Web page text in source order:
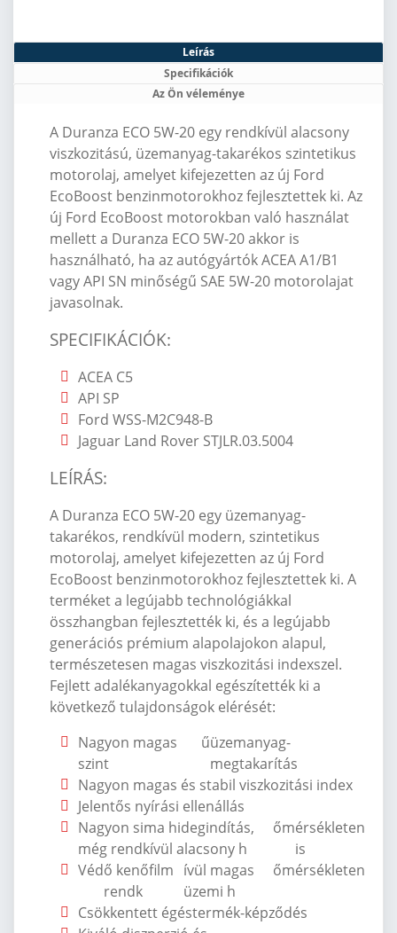
Leírás
Specifikációk
Az Ön véleménye
A Duranza ECO 5W-20 egy rendkívül alacsony
viszkozitású, üzemanyag-takarékos szintetikus
motorolaj, amelyet kifejezetten az új Ford
EcoBoost benzinmotorokhoz fejlesztettek ki. Az
új Ford EcoBoost motorokban való használat
mellett a Duranza ECO 5W-20 akkor is
használható, ha az autógyártók ACEA A1/B1
vagy API SN minőségű SAE 5W-20 motorolajat
javasolnak.
SPECIFIKÁCIÓK:
ACEA C5
API SP
Ford WSS-M2C948-B
Jaguar Land Rover STJLR.03.5004
LEÍRÁS:
A Duranza ECO 5W-20 egy üzemanyag-
takarékos, rendkívül modern, szintetikus
motorolaj, amelyet kifejezetten az új Ford
EcoBoost benzinmotorokhoz fejlesztettek ki. A
terméket a legújabb technológiákkal
összhangban fejlesztették ki, és a legújabb
generációs prémium alapolajokon alapul,
természetesen magas viszkozitási indexszel.
Fejlett adalékanyagokkal egészítették ki a
következő tulajdonságok elérését:
Nagyon magas
szint
űüzemanyag-
megtakarítás
Nagyon magas és stabil viszkozitási index
Jelentős nyírási ellenállás
Nagyon sima hidegindítás,
még rendkívül alacsony h
őmérsékleten
is
Védő kenőfilm
rendk
ívül magas
üzemi h
őmérsékleten
Csökkentett égéstermék-képződés